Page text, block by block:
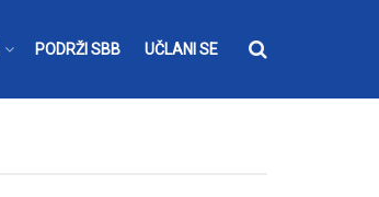
PODRŽI SBB UČLANI SE